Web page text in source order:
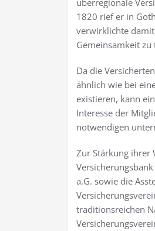
überregionale
1820 rief er in
verwirklichte damit
Gemeinsamkeit zu
Da die
ähnlich wie bei
existieren, kann
Interesse der
notwendigen
Zur Stärkung ihrer
a.G. sowie die
traditionsreichen